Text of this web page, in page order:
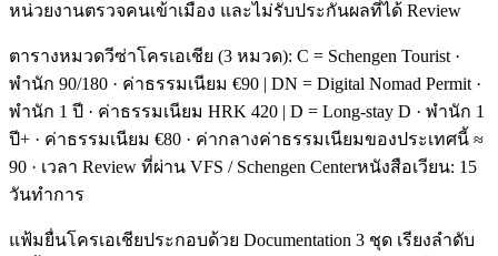
หน่วยงานตรวจคนเข้าเมือง และไม่รับประกันผลที่ได้ Review
ตารางหมวดวีซ่าโครเอเชีย (3 หมวด): C = Schengen Tourist ·
พำนัก 90/180 · ค่าธรรมเนียม €90 | DN = Digital Nomad Permit ·
พำนัก 1 ปี · ค่าธรรมเนียม HRK 420 | D = Long-stay D · พำนัก 1
ปี+ · ค่าธรรมเนียม €80 · ค่ากลางค่าธรรมเนียมของประเทศนี้ ≈
90 · เวลา Review ที่ผ่าน VFS / Schengen Centerหนังสือเวียน: 15
วันทำการ
แฟ้มยื่นโครเอเชียประกอบด้วย Documentation 3 ชุด เรียงลำดับ